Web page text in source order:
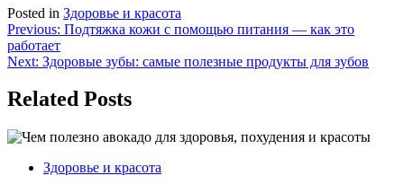
Posted in Здоровье и красота
Навигация
по
Previous: Подтяжка кожи с помощью питания — как это
работает
Next: Здоровые зубы: самые полезные продукты для зубов
Related Posts
Здоровье и красота